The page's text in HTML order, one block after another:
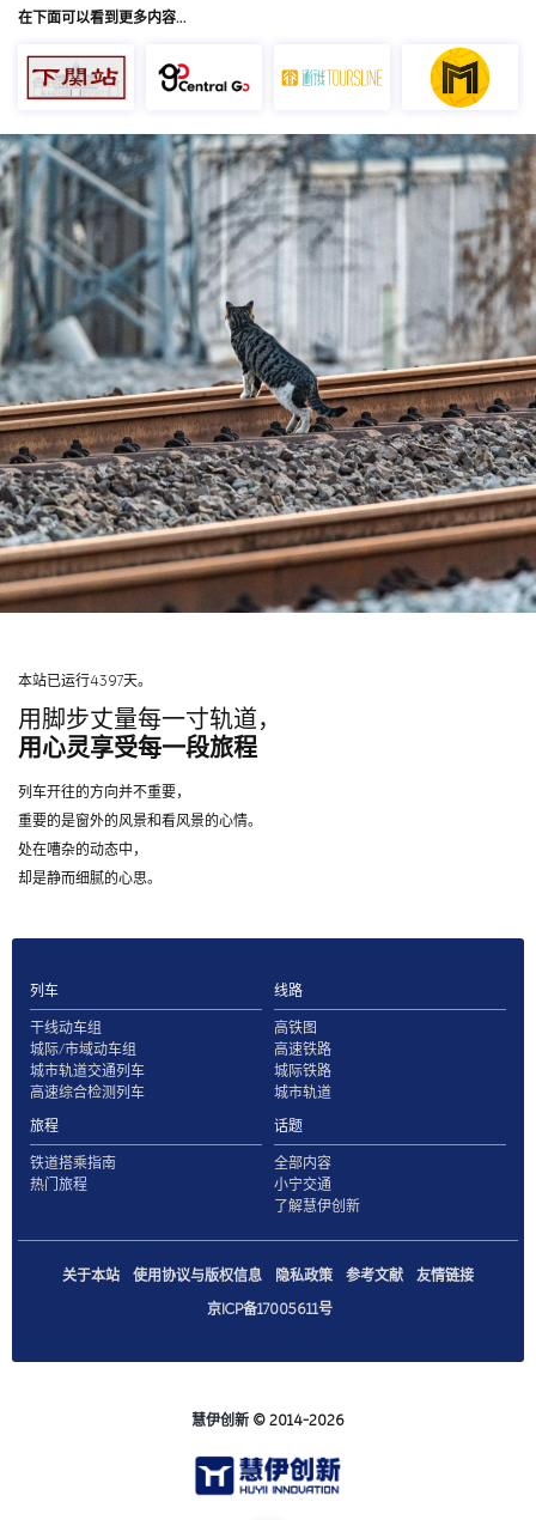
在下面可以看到更多内容…
本站已运行4397天。
用脚步丈量每一寸轨道，
用心灵享受每一段旅程
列车开往的方向并不重要，
重要的是窗外的风景和看风景的心情。
处在嘈杂的动态中，
却是静而细腻的心思。
列车
干线动车组
城际/市域动车组
城市轨道交通列车
高速综合检测列车
线路
高铁图
高速铁路
城际铁路
城市轨道
旅程
铁道搭乘指南
热门旅程
话题
全部内容
小宁交通
了解慧伊创新
关于本站 使用协议与版权信息 隐私政策 参考文献
友情链接
京ICP备17005611号
慧伊创新 © 2014-2026